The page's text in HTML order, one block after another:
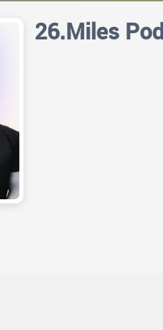
26.Miles